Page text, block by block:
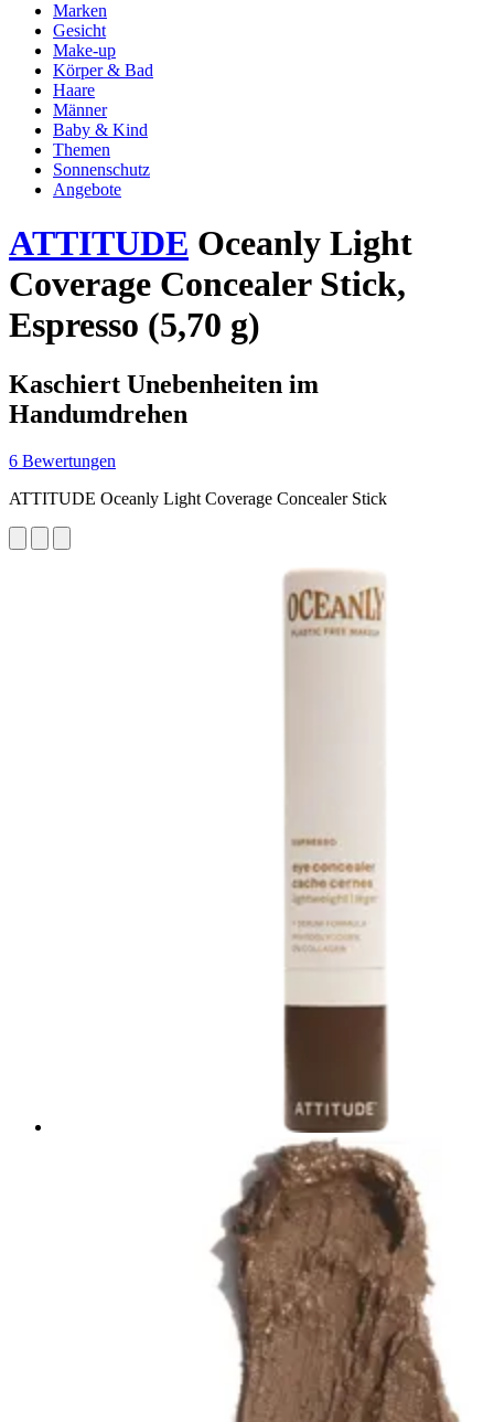
Marken
Gesicht
Make-up
Körper & Bad
Haare
Männer
Baby & Kind
Themen
Sonnenschutz
Angebote
ATTITUDE Oceanly Light
Coverage Concealer Stick,
Espresso (5,70 g)
Kaschiert Unebenheiten im
Handumdrehen
6 Bewertungen
ATTITUDE Oceanly Light Coverage Concealer Stick